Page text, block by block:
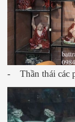
- Thần thái các